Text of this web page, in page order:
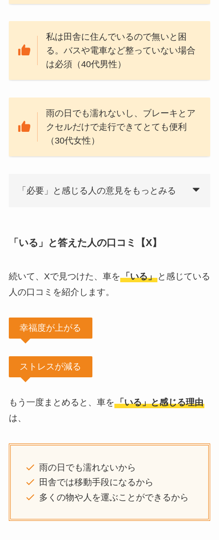
私は田舎に住んでいるので無いと困
る。バスや電車など整っていない場合
は必須（40代男性）
雨の日でも濡れないし、ブレーキとア
クセルだけで走行できてとても便利
（30代女性）
「必要」と感じる人の意見をもっとみる
「いる」と答えた人の口コミ【X】
続いて、Xで見つけた、車を「いる」と感じている
人の口コミを紹介します。
幸福度が上がる
ストレスが減る
もう一度まとめると、車を「いる」と感じる理由
は、
雨の日でも濡れないから
田舎では移動手段になるから
多くの物や人を運ぶことができるから